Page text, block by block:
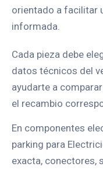
orientado a facilitar
informada.
Cada pieza debe
datos técnicos del
ayudarte a
el recambio
En componentes
parking para
exacta, conectores,